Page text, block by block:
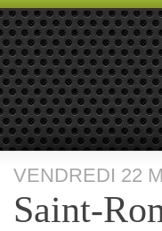
VENDREDI 22
Saint-